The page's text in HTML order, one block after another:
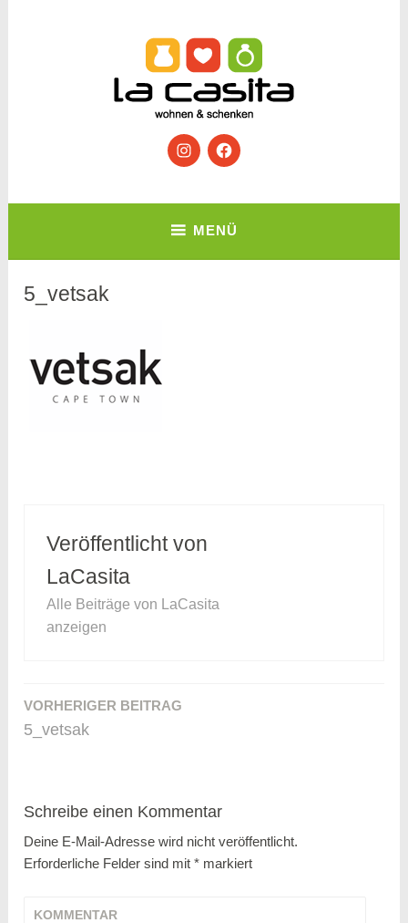
Wohnen & Schenken InstagramFacebook
MENÜ
5_vetsak
Veröffentlicht von
LaCasita
Alle Beiträge von LaCasita
anzeigen
Beitragsnavigation
VORHERIGER BEITRAG
5_vetsak
Schreibe einen Kommentar
Deine E-Mail-Adresse wird nicht veröffentlicht.
Erforderliche Felder sind mit* markiert
KOMMENTAR